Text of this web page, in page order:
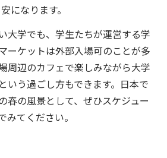
になります。
大学でも、学生たちが運営する学
ーケットは外部入場可のことが多
周辺のカフェで楽しみながら大学
いう過ごし方もできます。日本で
春の風景として、ぜひスケジュー
みてください。